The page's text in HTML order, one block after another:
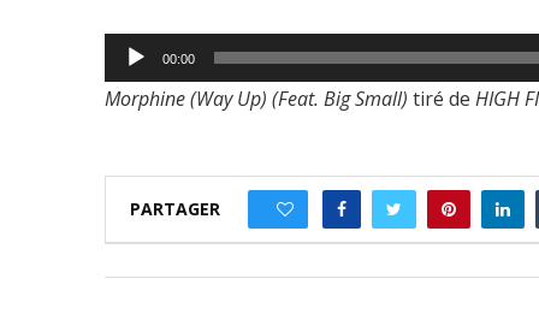
Lecteur
audio
00:00
Morphine (Way Up) (Feat. Big Small) tiré de HIGH
PARTAGER